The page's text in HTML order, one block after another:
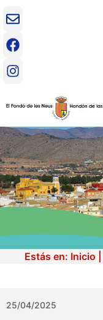
Saltar
contenido
Estás en: Inicio
25/04/2025